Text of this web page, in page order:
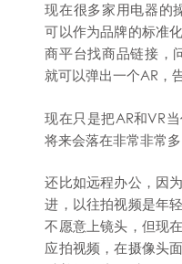
现在很多家用电器的
可以作为品牌的标准
商平台找商品链接，
就可以弹出一个AR，
现在只是把AR和VR
将来会落在非常非常多
还比如远程办公，因
进，以往拍视频是年
不愿意上镜头，但现
应拍视频，在摄像头